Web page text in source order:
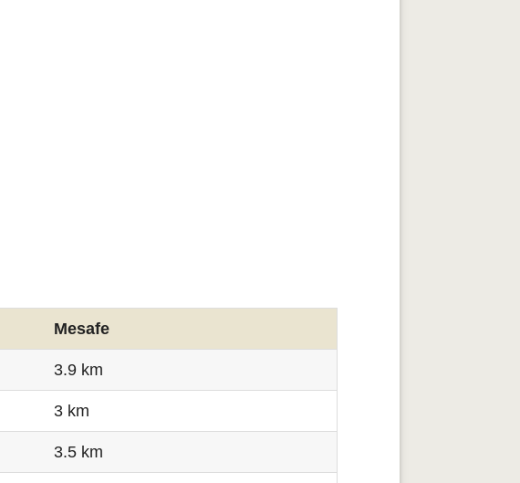
Mesafe
3.9 km
3 km
3.5 km